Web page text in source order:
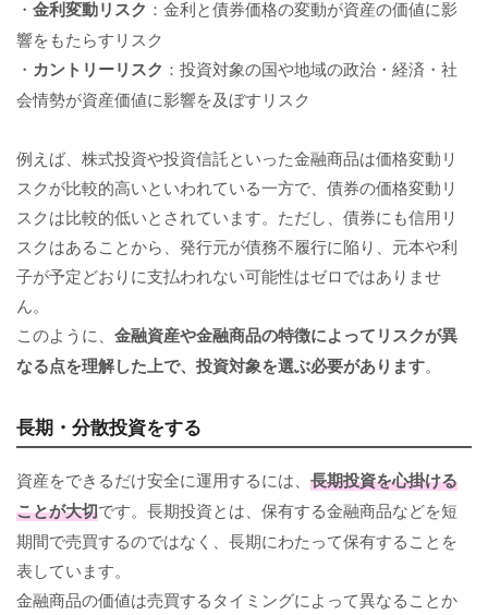
・ 金利変動リスク ：金利と債券価格の変動が資産の価値に影
響をもたらすリスク
・ カントリーリスク ：投資対象の国や地域の政治・経済・社
会情勢が資産価値に影響を及ぼすリスク
例えば、株式投資や投資信託といった金融商品は価格変動リ
スクが比較的高いといわれている一方で、債券の価格変動リ
スクは比較的低いとされています。ただし、債券にも信用リ
スクはあることから、発行元が債務不履行に陥り、元本や利
子が予定どおりに支払われない可能性はゼロではありませ
ん。
このように、 金融資産や金融商品の特徴によってリスクが異
なる点を理解した上で、投資対象を選ぶ必要があります。
長期・分散投資をする
資産をできるだけ安全に運用するには、 長期投資を心掛ける
ことが大切です。長期投資とは、保有する金融商品などを短
期間で売買するのではなく、長期にわたって保有することを
表しています。
金融商品の価値は売買するタイミングによって異なることか